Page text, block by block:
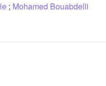
; Mohamed Bouabdelli